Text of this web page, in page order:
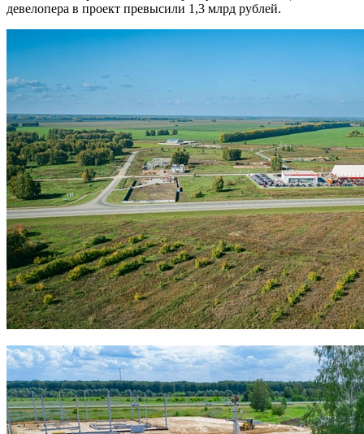
девелопера в проект превысили 1,3 млрд рублей.